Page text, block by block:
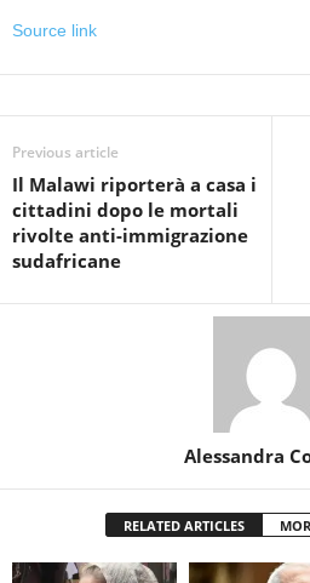
Source link
Previous article
Il Malawi riporterà a casa i
cittadini dopo le mortali
rivolte anti-immigrazione
sudafricane
Alessandra
RELATED ARTICLES